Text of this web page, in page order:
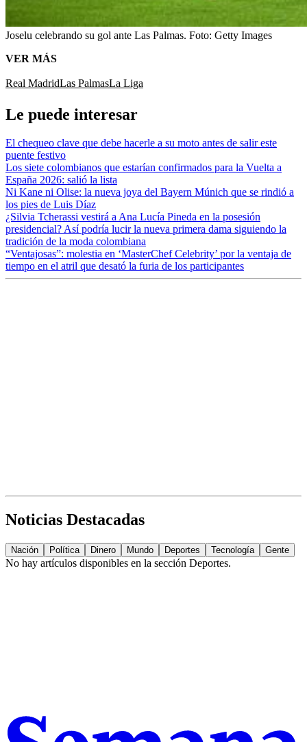
Joselu celebrando su gol ante Las Palmas. Foto: Getty Images
VER MÁS
Real MadridLas PalmasLa Liga
Le puede interesar
El chequeo clave que debe hacerle a su moto antes de salir este
puente festivo
Los siete colombianos que estarían confirmados para la Vuelta a
España 2026: salió la lista
Ni Kane ni Olise: la nueva joya del Bayern Múnich que se rindió a
los pies de Luis Díaz
¿Silvia Tcherassi vestirá a Ana Lucía Pineda en la posesión
presidencial? Así podría lucir la nueva primera dama siguiendo la
tradición de la moda colombiana
“Ventajosas”: molestia en ‘MasterChef Celebrity’ por la ventaja de
tiempo en el atril que desató la furia de los participantes
Noticias Destacadas
Nación Política Dinero Mundo Deportes Tecnología Gente
No hay artículos disponibles en la sección Deportes.